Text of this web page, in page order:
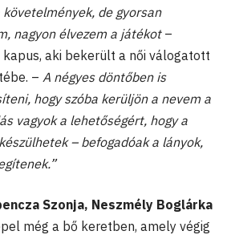
de gyorsan
nagyon élvezem a játékot–
aki bekerült a női válogatott
– A négyes döntőben is
hogy szóba kerüljön a nevem a
vagyok a lehetőségért, hogy a
– befogadóak a lányok,
Szonja, Neszmély Boglárka
még a bő keretben, amely végig